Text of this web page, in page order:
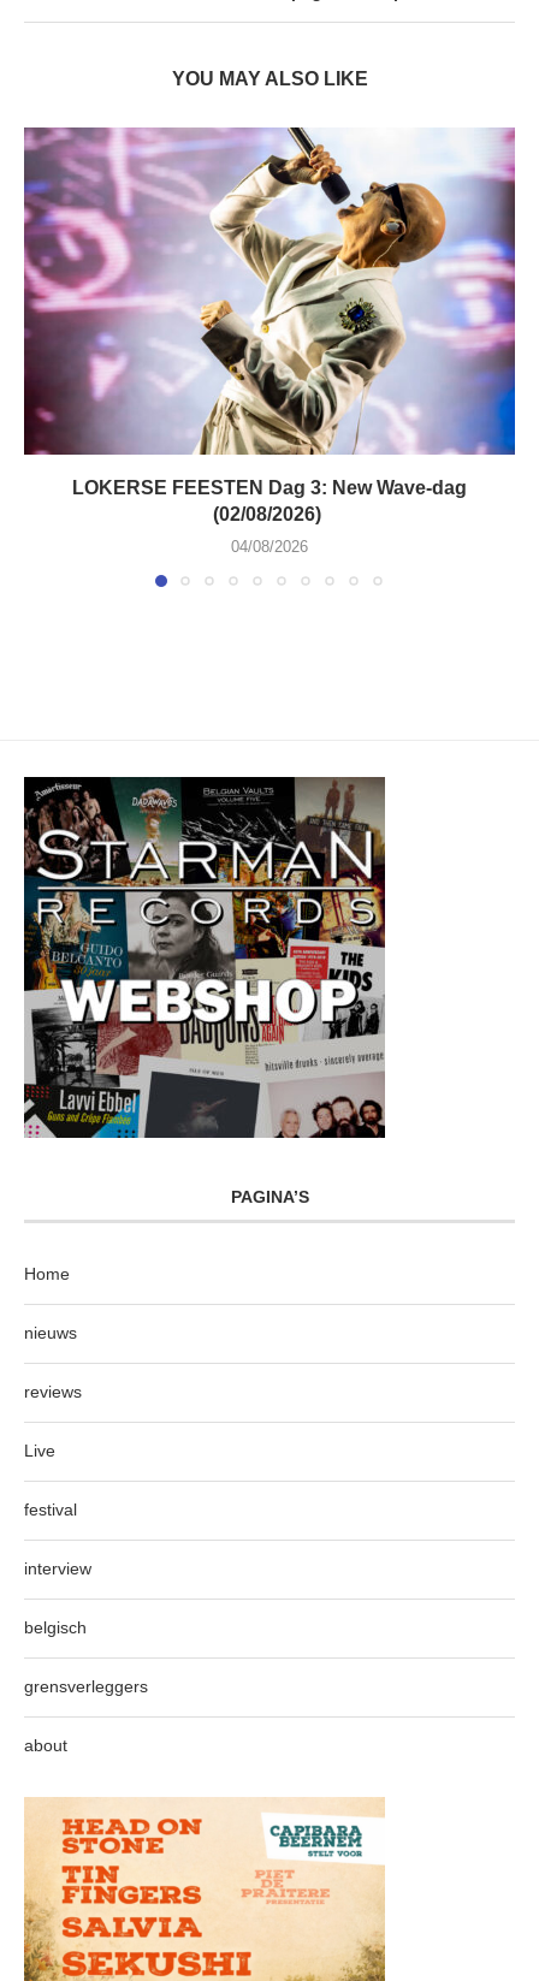
YOU MAY ALSO LIKE
LOKERSE FEESTEN Dag 3: New Wave-dag
(02/08/2026)
04/08/2026
PAGINA’S
Home
nieuws
reviews
Live
festival
interview
belgisch
grensverleggers
about